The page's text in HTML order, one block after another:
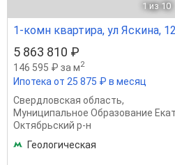
1 из 10
1-комн квартира, ул Яскина,
5 863 810 ₽
146 595 ₽ за м2
Ипотека от 25 875 ₽ в месяц
Свердловская область,
Муниципальное Образование
Октябрьский р-н
Геологическая